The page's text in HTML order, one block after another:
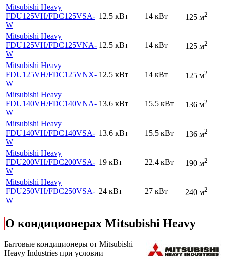
Mitsubishi Heavy
FDU125VH/FDC125VSA-
W
12.5 кВт 14 кВт 125 м2
Mitsubishi Heavy
FDU125VH/FDC125VNA-
W
12.5 кВт 14 кВт 125 м2
Mitsubishi Heavy
FDU125VH/FDC125VNX-
W
12.5 кВт 14 кВт 125 м2
Mitsubishi Heavy
FDU140VH/FDC140VNA-
W
13.6 кВт 15.5 кВт 136 м2
Mitsubishi Heavy
FDU140VH/FDC140VSA-
W
13.6 кВт 15.5 кВт 136 м2
Mitsubishi Heavy
FDU200VH/FDC200VSA-
W
19 кВт 22.4 кВт 190 м2
Mitsubishi Heavy
FDU250VH/FDC250VSA-
W
24 кВт 27 кВт 240 м2
О кондиционерах Mitsubishi Heavy
Бытовые кондиционеры от Mitsubishi
Heavy Industries при условии